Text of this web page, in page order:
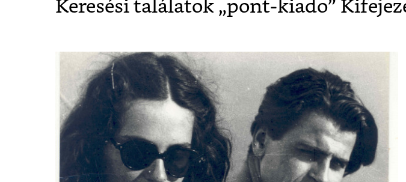
Keresési találatok „pont-kiado”